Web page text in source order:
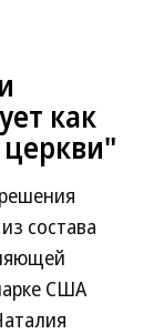
как
состава
США